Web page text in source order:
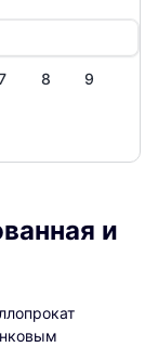
8 9
и